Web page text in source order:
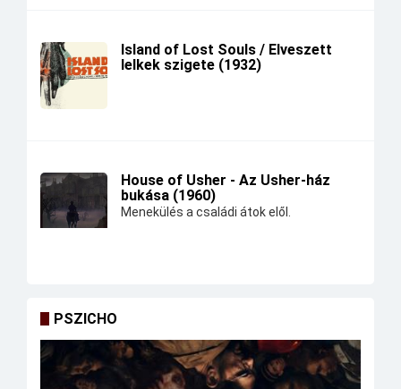
Island of Lost Souls / Elveszett
lelkek szigete (1932)
House of Usher - Az Usher-ház
bukása (1960)
Menekülés a családi átok elől.
PSZICHO